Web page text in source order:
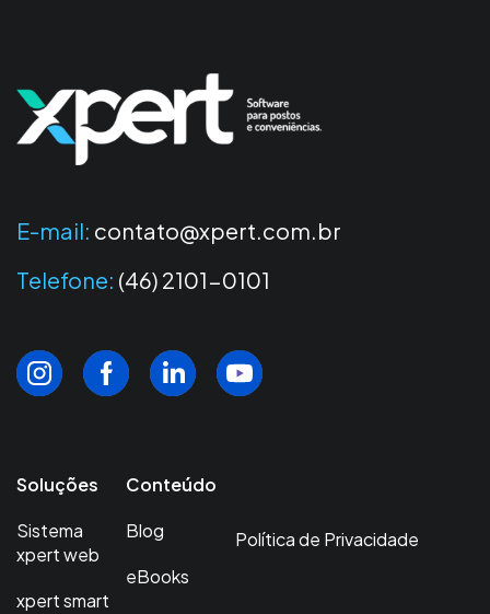
E-mail: contato@xpert.com.br
Telefone: (46) 2101-0101
Soluções
Sistema
xpert web
xpert smart
Conteúdo
Blog
eBooks
Política de Privacidade